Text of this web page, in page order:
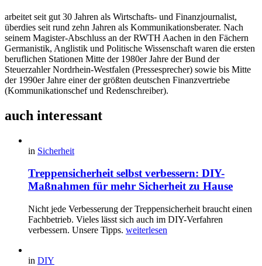
arbeitet seit gut 30 Jahren als Wirtschafts- und Finanzjournalist,
überdies seit rund zehn Jahren als Kommunikationsberater. Nach
seinem Magister-Abschluss an der RWTH Aachen in den Fächern
Germanistik, Anglistik und Politische Wissenschaft waren die ersten
beruflichen Stationen Mitte der 1980er Jahre der Bund der
Steuerzahler Nordrhein-Westfalen (Pressesprecher) sowie bis Mitte
der 1990er Jahre einer der größten deutschen Finanzvertriebe
(Kommunikationschef und Redenschreiber).
auch interessant
in Sicherheit
Treppensicherheit selbst verbessern: DIY-
Maßnahmen für mehr Sicherheit zu Hause
Nicht jede Verbesserung der Treppensicherheit braucht einen
Fachbetrieb. Vieles lässt sich auch im DIY-Verfahren
verbessern. Unsere Tipps. weiterlesen
in DIY